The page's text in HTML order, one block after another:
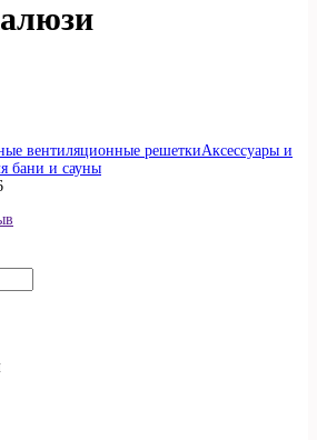
вентиляционные решеткиАксессуары и
бани и сауны